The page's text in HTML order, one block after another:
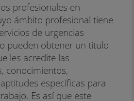
profesionales en
ámbito profesional tiene
de urgencias
pueden obtener un título
les acredite las
conocimientos,
específicas para
Es así que este